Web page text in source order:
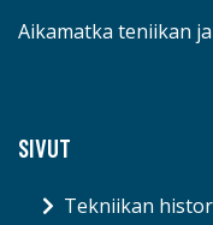
Aikamatka teniikan
SIVUT
Tekniikan